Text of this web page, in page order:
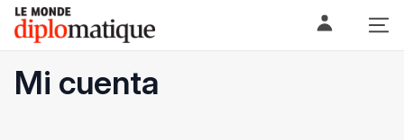
Skip
content
Le monde diplomatique
Mi cuenta